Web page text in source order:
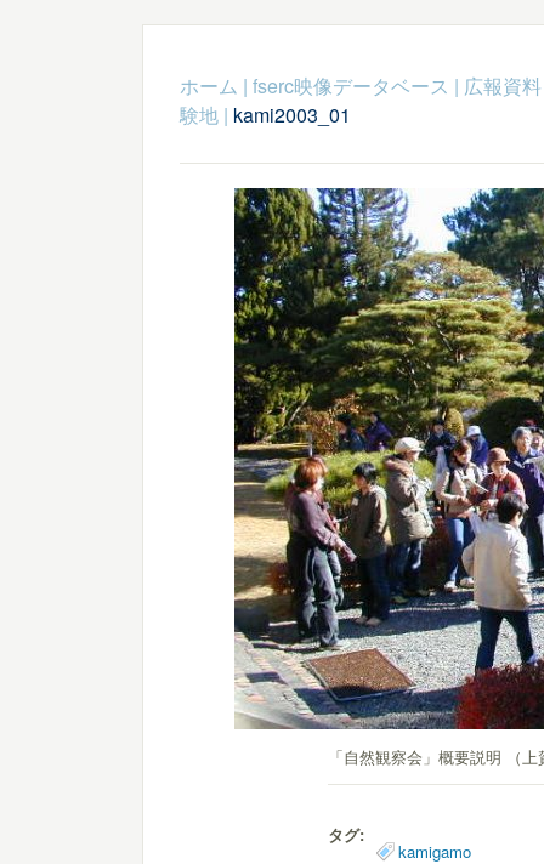
ホーム | fserc映像データベース | 広報資料
験地| kami2003_01
「自然観察会」概要説明 （
タグ:
kamigamo